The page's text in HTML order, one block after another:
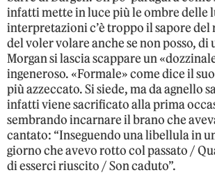
infatti mette in luce più le ombre delle
interpretazioni c’è troppo il sapore
del voler volare anche se non posso, di
Morgan si lascia scappare un
ingeneroso. «Formale» come dice il
più azzeccato. Si siede, ma da agnello
infatti viene sacrificato alla prima
sembrando incarnare il brano che
cantato: “Inseguendo una libellula in
giorno che avevo rotto col passato /
di esserci riuscito / Son caduto”.